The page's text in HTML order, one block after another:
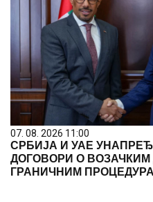
07. 08. 2026 11:00
СРБИЈА И УАЕ
ДОГОВОРИ О
ГРАНИЧНИМ